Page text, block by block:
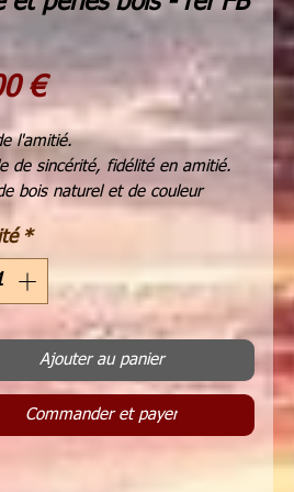
€Prix
l'amitié.
de sincérité, fidélité en amitié.
bois naturel et de couleur
et rose sur brins de paille
tres original naturel et unique
20 cms, à poser ou à suspendre
*
Ajouter au panier
Commander et payer